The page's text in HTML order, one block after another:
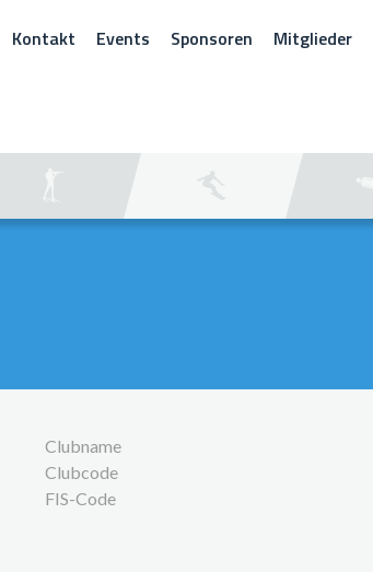
Kontakt Events Sponsoren Mitglieder
Clubname
Clubcode
FIS-Code